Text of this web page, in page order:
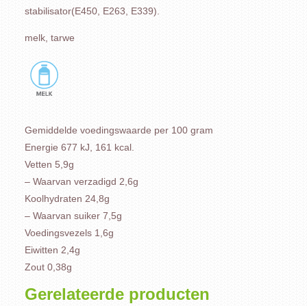
stabilisator(E450, E263, E339).
melk, tarwe
Gemiddelde voedingswaarde per 100 gram
Energie 677 kJ, 161 kcal.
Vetten 5,9g
– Waarvan verzadigd 2,6g
Koolhydraten 24,8g
– Waarvan suiker 7,5g
Voedingsvezels 1,6g
Eiwitten 2,4g
Zout 0,38g
Gerelateerde producten